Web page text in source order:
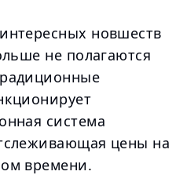
новшеств
не полагаются
система
цены на
времени.